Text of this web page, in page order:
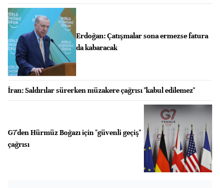
Erdoğan: Çatışmalar sona ermezse fatura
da kabaracak
İran: Saldırılar sürerken müzakere çağrısı "kabul edilemez"
G7'den Hürmüz Boğazı için "güvenli geçiş"
çağrısı